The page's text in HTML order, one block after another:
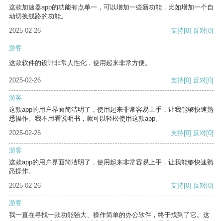
这款加速器app的功能有点单一，可以增加一些新功能，比如增加一个自
动切换线路的功能。
2025-02-26
支持[0] 反对[0]
游客
这款软件的设计非常人性化，使用起来非常方便。
2025-02-26 支持[0] 反对[0]
游客
这款app的用户界面简洁明了，使用起来非常容易上手，让我能够快速熟
悉操作。我不用看说明书，就可以轻松使用这款app。
2025-02-26
支持[0] 反对[0]
游客
这款app的用户界面简洁明了，使用起来非常容易上手，让我能够快速熟
悉操作。
2025-02-26
支持[0] 反对[0]
游客
我一直在寻找一款功能强大、操作简单的办公软件，终于找到了它。这